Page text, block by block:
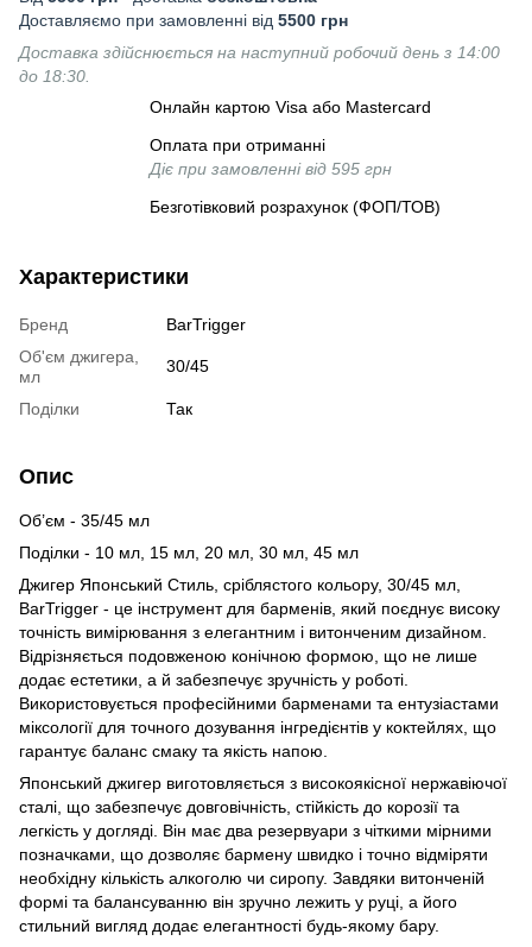
Доставляємо при замовленні від 5500 грн
Доставка здійснюється на наступний робочий день з 14:00
до 18:30.
Онлайн картою Visa або Mastercard
Оплата при отриманні
Діє при замовленні від 595 грн
Безготівковий розрахунок (ФОП/ТОВ)
Характеристики
Бренд
BarTrigger
Об'єм джигера,
мл
30/45
Поділки Так
Опис
Об’єм - 35/45 мл
Поділки - 10 мл, 15 мл, 20 мл, 30 мл, 45 мл
Джигер Японський Стиль, сріблястого кольору, 30/45 мл,
BarTrigger - це інструмент для барменів, який поєднує високу
точність вимірювання з елегантним і витонченим дизайном.
Відрізняється подовженою конічною формою, що не лише
додає естетики, а й забезпечує зручність у роботі.
Використовується професійними барменами та ентузіастами
міксології для точного дозування інгредієнтів у коктейлях, що
гарантує баланс смаку та якість напою.
Японський джигер виготовляється з високоякісної нержавіючої
сталі, що забезпечує довговічність, стійкість до корозії та
легкість у догляді. Він має два резервуари з чіткими мірними
позначками, що дозволяє бармену швидко і точно відміряти
необхідну кількість алкоголю чи сиропу. Завдяки витонченій
формі та балансуванню він зручно лежить у руці, а його
стильний вигляд додає елегантності будь-якому бару.